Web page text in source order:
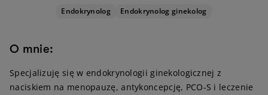
Endokrynolog Endokrynolog ginekolog
O mnie:
Specjalizuję się w endokrynologii ginekologicznej z
naciskiem na menopauzę, antykoncepcję, PCO-S i leczenie